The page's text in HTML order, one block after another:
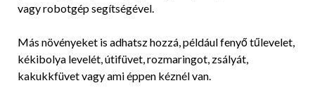
vagy robotgép segítségével.
Más növényeket is adhatsz hozzá, például fenyő tűlevelet,
kékibolya levelét, útifüvet, rozmaringot, zsályát,
kakukkfüvet vagy ami éppen kéznél van.